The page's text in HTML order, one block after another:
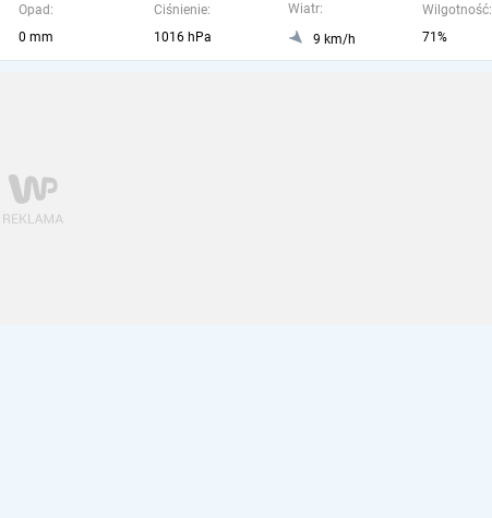
Opad:
0 mm
Ciśnienie:
1016 hPa
Wiatr:
9 km/h
Wilgotność:
71%